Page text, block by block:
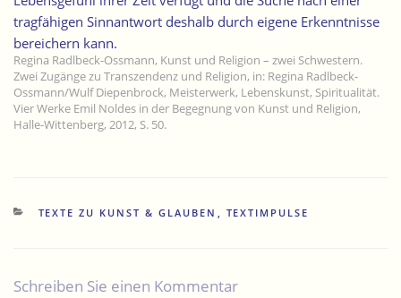
tragfähigen Sinnantwort deshalb durch eigene Erkenntnisse
bereichern kann.
Regina Radlbeck-Ossmann, Kunst und Religion – zwei Schwestern.
Zwei Zugänge zu Transzendenz und Religion, in: Regina Radlbeck-
Ossmann/Wulf Diepenbrock, Meisterwerk, Lebenskunst, Spiritualität.
Vier Werke Emil Noldes in der Begegnung von Kunst und Religion,
Halle-Wittenberg, 2012, S. 50.
KATEGORIEN
TEXTE ZU KUNST & GLAUBEN , TEXTIMPULSE
Schreiben Sie einen Kommentar